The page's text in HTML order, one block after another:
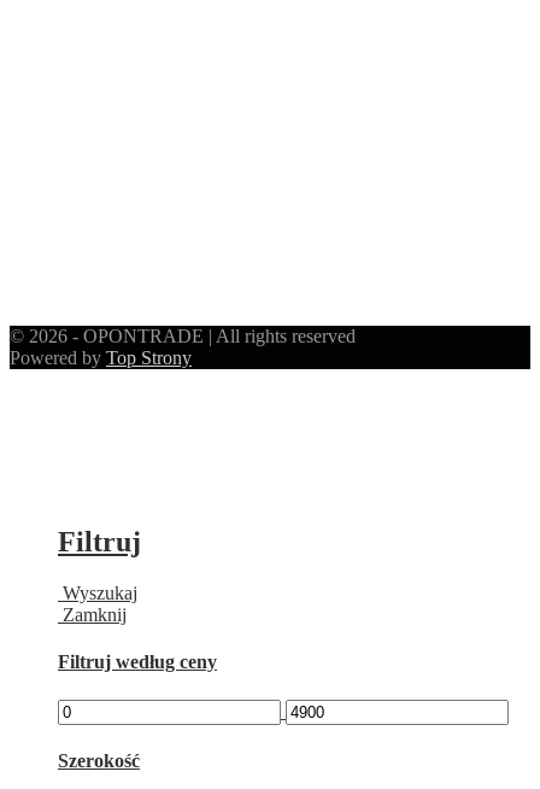
© 2026 - OPONTRADE | All rights reserved
Powered by Top Strony
Filtruj
Wyszukaj
Zamknij
Filtruj według ceny
Szerokość